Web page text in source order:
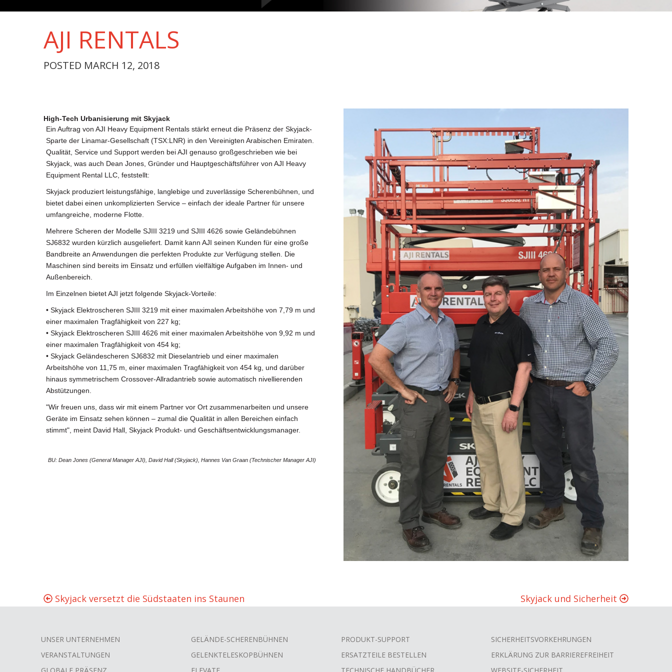
AJI RENTALS
POSTED MARCH 12, 2018
High-Tech Urbanisierung mit Skyjack
Ein Auftrag von AJI Heavy Equipment Rentals stärkt erneut die Präsenz der Skyjack-
Sparte der Linamar-Gesellschaft (TSX:LNR) in den Vereinigten Arabischen Emiraten.
Qualität, Service und Support werden bei AJI genauso großgeschrieben wie bei
Skyjack, was auch Dean Jones, Gründer und Hauptgeschäftsführer von AJI Heavy
Equipment Rental LLC, feststellt:
Skyjack produziert leistungsfähige, langlebige und zuverlässige Scherenbühnen, und
bietet dabei einen unkomplizierten Service – einfach der ideale Partner für unsere
umfangreiche, moderne Flotte.
Mehrere Scheren der Modelle SJIII 3219 und SJIII 4626 sowie Geländebühnen
SJ6832 wurden kürzlich ausgeliefert. Damit kann AJI seinen Kunden für eine große
Bandbreite an Anwendungen die perfekten Produkte zur Verfügung stellen. Die
Maschinen sind bereits im Einsatz und erfüllen vielfältige Aufgaben im Innen- und
Außenbereich.
Im Einzelnen bietet AJI jetzt folgende Skyjack-Vorteile:
• Skyjack Elektroscheren SJIII 3219 mit einer maximalen Arbeitshöhe von 7,79 m und
einer maximalen Tragfähigkeit von 227 kg;
• Skyjack Elektroscheren SJIII 4626 mit einer maximalen Arbeitshöhe von 9,92 m und
einer maximalen Tragfähigkeit von 454 kg;
• Skyjack Geländescheren SJ6832 mit Dieselantrieb und einer maximalen
Arbeitshöhe von 11,75 m, einer maximalen Tragfähigkeit von 454 kg, und darüber
hinaus symmetrischem Crossover-Allradantrieb sowie automatisch nivellierenden
Abstützungen.
"Wir freuen uns, dass wir mit einem Partner vor Ort zusammenarbeiten und unsere
Geräte im Einsatz sehen können – zumal die Qualität in allen Bereichen einfach
stimmt", meint David Hall, Skyjack Produkt- und Geschäftsentwicklungsmanager.
BU: Dean Jones (General Manager AJI), David Hall (Skyjack), Hannes Van Graan (Technischer Manager AJI)
Skyjack versetzt die Südstaaten ins Staunen Skyjack und Sicherheit
FOOTER
UNSER UNTERNEHMEN
VERANSTALTUNGEN
GELÄNDE-SCHERENBÜHNEN
GELENKTELESKOPBÜHNEN
PRODUKT-SUPPORT
ERSATZTEILE BESTELLEN
SICHERHEITSVORKEHRUNGEN
ERKLÄRUNG ZUR BARRIEREFREIHEIT